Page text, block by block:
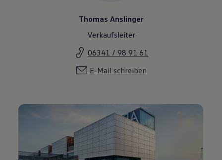
Thomas Anslinger
Verkaufsleiter
06341 / 98 91 61
E-Mail schreiben